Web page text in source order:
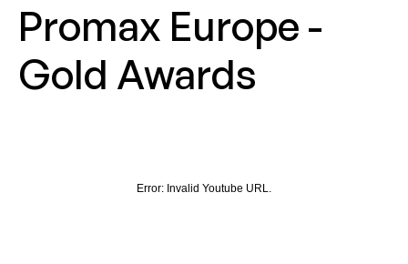
Promax Europe -
Gold Awards
Error: Invalid Youtube URL.